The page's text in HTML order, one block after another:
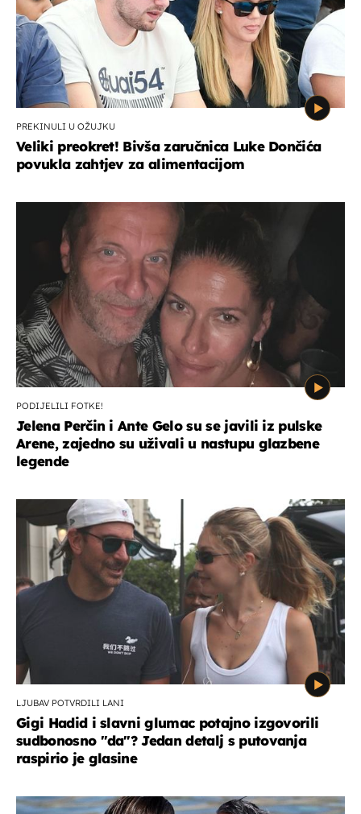
PREKINULI U OŽUJKU
Veliki preokret! Bivša zaručnica Luke Dončića
povukla zahtjev za alimentacijom
PODIJELILI FOTKE!
Jelena Perčin i Ante Gelo su se javili iz pulske
Arene, zajedno su uživali u nastupu glazbene
legende
LJUBAV POTVRDILI LANI
Gigi Hadid i slavni glumac potajno izgovorili
sudbonosno "da"? Jedan detalj s putovanja
raspirio je glasine